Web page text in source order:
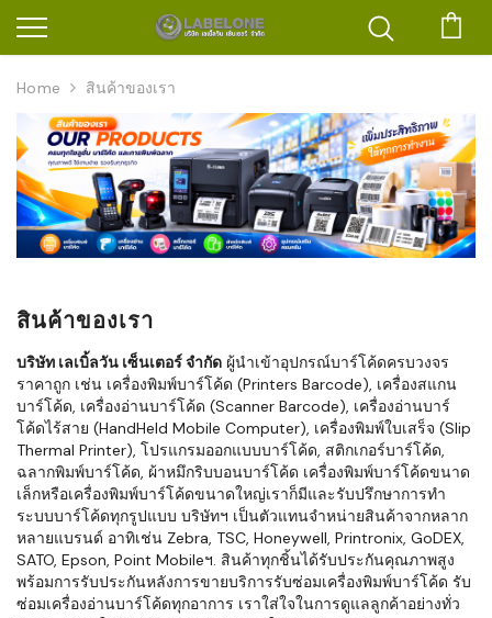
Home สินค้าของเรา
สินค้าของเรา
บริษัท เลเบิ้ลวัน เซ็นเตอร์ จำกัด ผู้นำเข้าอุปกรณ์บาร์โค้ดครบวงจร
ราคาถูก เช่น เครื่องพิมพ์บาร์โค้ด (Printers Barcode), เครื่องสแกน
บาร์โค้ด, เครื่องอ่านบาร์โค้ด (Scanner Barcode), เครื่องอ่านบาร์
โค้ดไร้สาย (HandHeld Mobile Computer), เครื่องพิมพ์ใบเสร็จ (Slip
Thermal Printer), โปรแกรมออกแบบบาร์โค้ด, สติกเกอร์บาร์โค้ด,
ฉลากพิมพ์บาร์โค้ด, ผ้าหมึกริบบอนบาร์โค้ด เครื่องพิมพ์บาร์โค้ดขนาด
เล็กหรือเครื่องพิมพ์บาร์โค้ดขนาดใหญ่เราก็มีและรับปรึกษาการทำ
ระบบบาร์โค้ดทุกรูปแบบ บริษัทฯ เป็นตัวแทนจำหน่ายสินค้าจากหลาก
หลายแบรนด์ อาทิเช่น Zebra, TSC, Honeywell, Printronix, GoDEX,
SATO, Epson, Point Mobileฯ. สินค้าทุกชิ้นได้รับประกันคุณภาพสูง
พร้อมการรับประกันหลังการขายบริการรับซ่อมเครื่องพิมพ์บาร์โค้ด รับ
ซ่อมเครื่องอ่านบาร์โค้ดทุกอาการ เราใส่ใจในการดูแลลูกค้าอย่างทั่ว